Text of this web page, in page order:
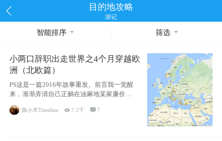
目的地攻略
游记
智能排序 筛选
小两口辞职出走世界之4个月穿越欧
洲（北欧篇）
PS这是一篇2016年故事重发。前言我一觉醒
来，渐渐弄清自己正躺在油麻地某家廉价宾
馆
陈小羊Timeline 7.2千 7